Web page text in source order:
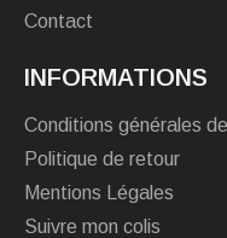
Contact
INFORMATIONS
Conditions générales
Politique de retour
Mentions Légales
Suivre mon colis